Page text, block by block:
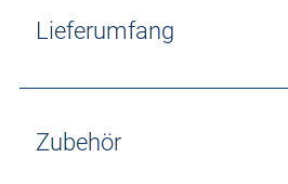
Lieferumfang
Zubehör